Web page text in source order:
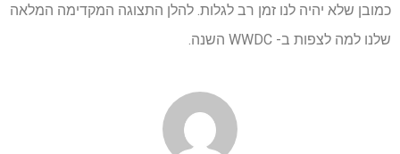
כמובן שלא יהיה לנו זמן רב לגלות. להלן התצוגה המקדימה המלאה
שלנו למה לצפות ב- WWDC השנה.